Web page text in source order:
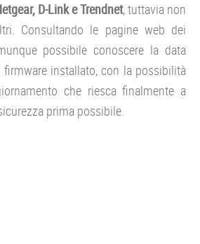
D-Link e Trendnet, tuttavia non
Consultando le pagine web dei
possibile conoscere la data
firmware installato, con la possibilità
che riesca finalmente a
prima possibile.